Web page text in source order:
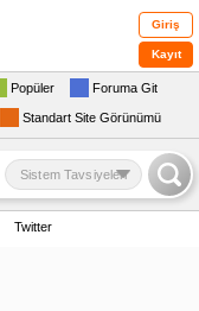
Giriş
Kayıt
Popüler Foruma Git
Standart Site Görünümü
Sistem Tavsiyeleri
Twitter